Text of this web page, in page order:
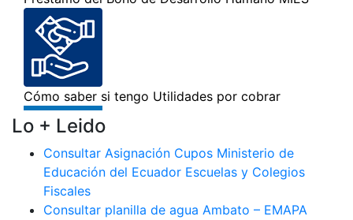
Lo + Leido
Consultar Asignación Cupos Ministerio de
Educación del Ecuador Escuelas y Colegios
Fiscales
Consultar planilla de agua Ambato – EMAPA